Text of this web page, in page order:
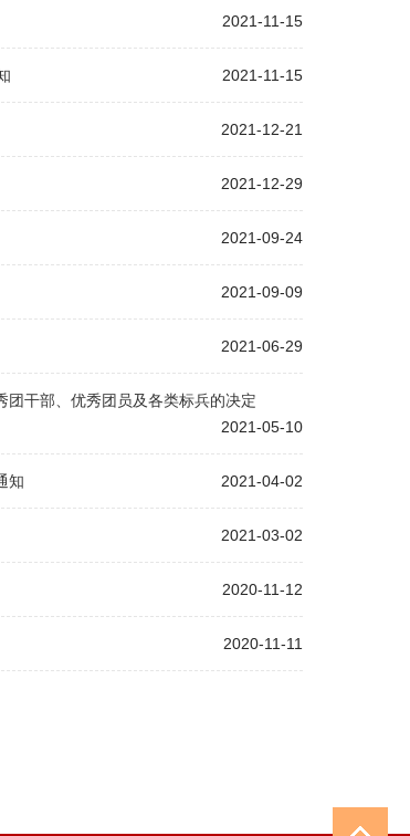
2021-11-15
2021-11-15
2021-12-21
2021-12-29
2021-09-24
2021-09-09
2021-06-29
干部、优秀团员及各类标兵的决定
2021-05-10
知 2021-04-02
2021-03-02
2020-11-12
2020-11-11